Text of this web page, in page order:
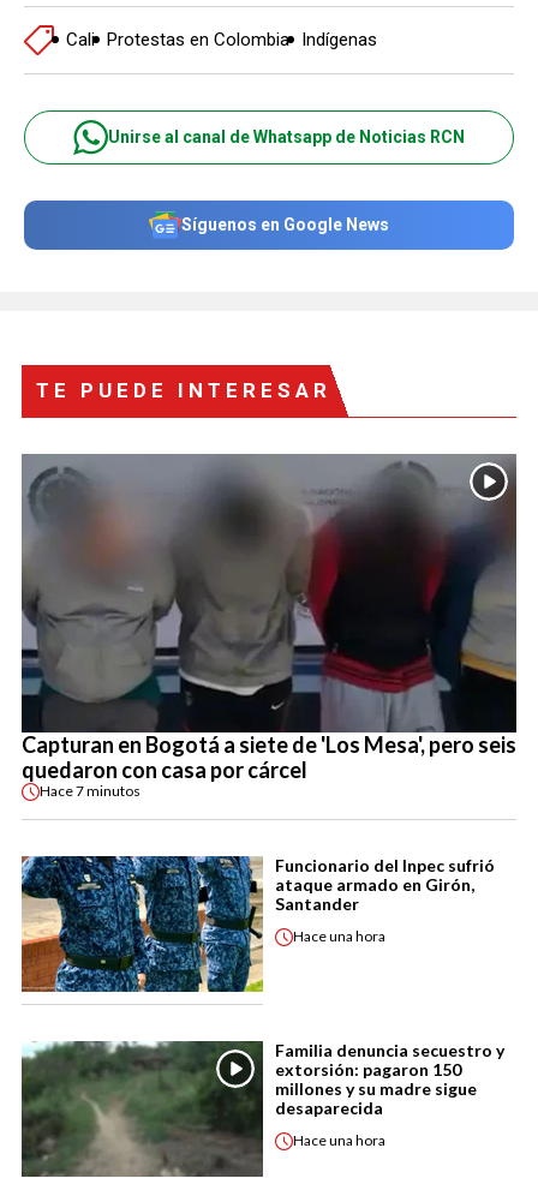
Cali Protestas en Colombia Indígenas
Unirse al canal de Whatsapp de Noticias RCN
Síguenos en Google News
TE PUEDE INTERESAR
Capturan en Bogotá a siete de 'Los Mesa', pero seis
quedaron con casa por cárcel
Hace7 minutos
Funcionario del Inpec sufrió
ataque armado en Girón,
Santander
Haceuna hora
Familia denuncia secuestro y
extorsión: pagaron 150
millones y su madre sigue
desaparecida
Haceuna hora